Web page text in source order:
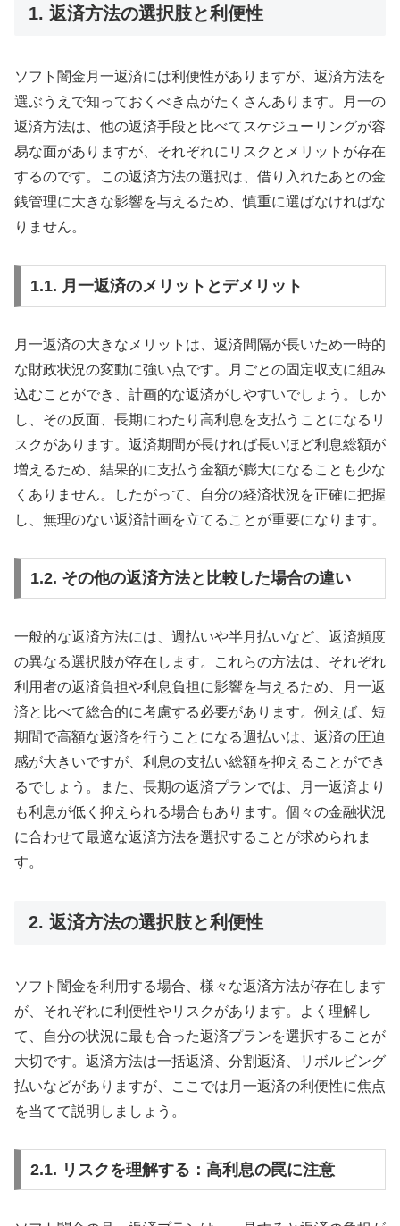
1. 返済方法の選択肢と利便性
ソフト闇金月一返済には利便性がありますが、返済方法を
選ぶうえで知っておくべき点がたくさんあります。月一の
返済方法は、他の返済手段と比べてスケジューリングが容
易な面がありますが、それぞれにリスクとメリットが存在
するのです。この返済方法の選択は、借り入れたあとの金
銭管理に大きな影響を与えるため、慎重に選ばなければな
りません。
1.1. 月一返済のメリットとデメリット
月一返済の大きなメリットは、返済間隔が長いため一時的
な財政状況の変動に強い点です。月ごとの固定収支に組み
込むことができ、計画的な返済がしやすいでしょう。しか
し、その反面、長期にわたり高利息を支払うことになるリ
スクがあります。返済期間が長ければ長いほど利息総額が
増えるため、結果的に支払う金額が膨大になることも少な
くありません。したがって、自分の経済状況を正確に把握
し、無理のない返済計画を立てることが重要になります。
1.2. その他の返済方法と比較した場合の違い
一般的な返済方法には、週払いや半月払いなど、返済頻度
の異なる選択肢が存在します。これらの方法は、それぞれ
利用者の返済負担や利息負担に影響を与えるため、月一返
済と比べて総合的に考慮する必要があります。例えば、短
期間で高額な返済を行うことになる週払いは、返済の圧迫
感が大きいですが、利息の支払い総額を抑えることができ
るでしょう。また、長期の返済プランでは、月一返済より
も利息が低く抑えられる場合もあります。個々の金融状況
に合わせて最適な返済方法を選択することが求められま
す。
2. 返済方法の選択肢と利便性
ソフト闇金を利用する場合、様々な返済方法が存在します
が、それぞれに利便性やリスクがあります。よく理解し
て、自分の状況に最も合った返済プランを選択することが
大切です。返済方法は一括返済、分割返済、リボルビング
払いなどがありますが、ここでは月一返済の利便性に焦点
を当てて説明しましょう。
2.1. リスクを理解する：高利息の罠に注意